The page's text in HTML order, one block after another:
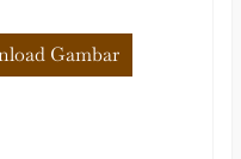
Gambar